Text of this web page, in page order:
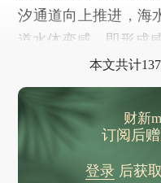
汐通道向上推进，海
道水体变咸，即形成咸
本文共计
财新
订阅后
登录后获